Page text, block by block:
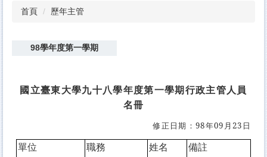
首頁 歷年主管
98學年度第一學期
國立臺東大學九十八學年度第一學期行政主管人員
名冊
修正日期：98年09月23日
單位 職務 姓名
備註